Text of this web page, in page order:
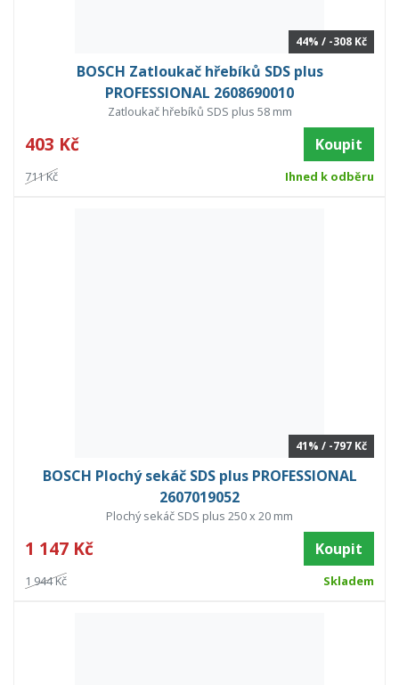
44% / -308 Kč
BOSCH Zatloukač hřebíků SDS plus
PROFESSIONAL 2608690010
Zatloukač hřebíků SDS plus 58 mm
403 Kč Koupit
711 Kč Ihned k odběru
41% / -797 Kč
BOSCH Plochý sekáč SDS plus PROFESSIONAL
2607019052
Plochý sekáč SDS plus 250 x 20 mm
1 147 Kč Koupit
1 944 Kč Skladem